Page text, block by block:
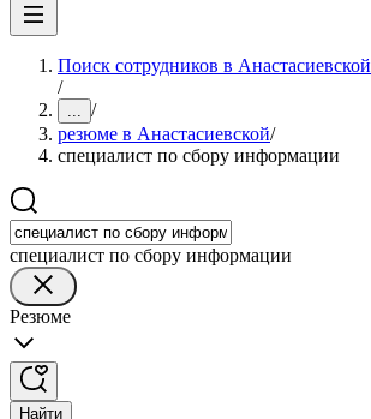
Поиск сотрудников в Анастасиевской
/
... /
резюме в Анастасиевской/
специалист по сбору информации
специалист по сбору информации
Резюме
Найти